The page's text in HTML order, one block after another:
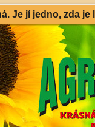
Je jí jedno, zda